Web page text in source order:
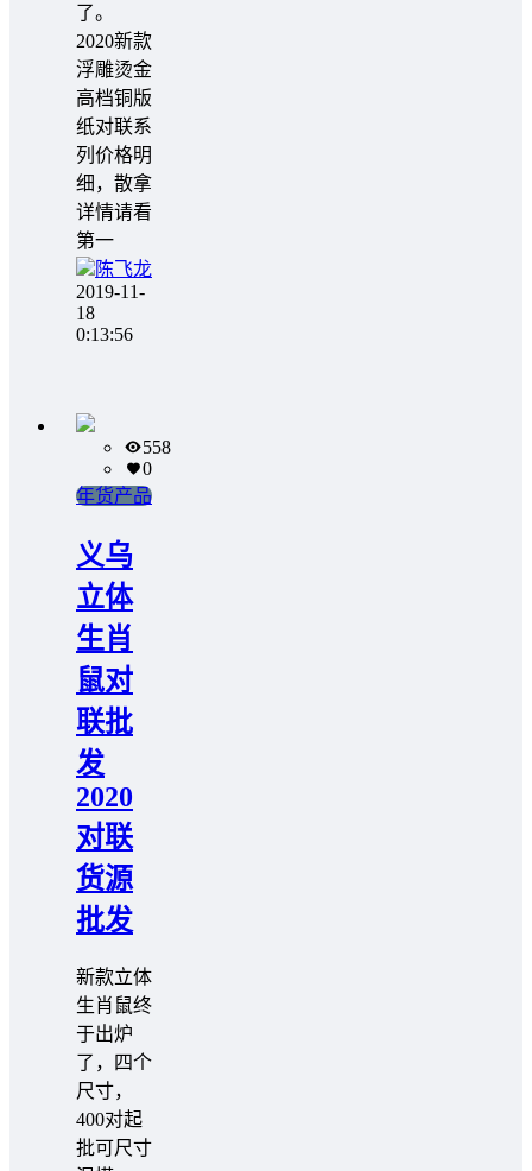
了。
2020新款
浮雕烫金
高档铜版
纸对联系
列价格明
细，散拿
详情请看
第一
陈飞龙
2019-11-
18
0:13:56
558
0
年货产品
义乌
立体
生肖
鼠对
联批
发
2020
对联
货源
批发
新款立体
生肖鼠终
于出炉
了，四个
尺寸，
400对起
批可尺寸